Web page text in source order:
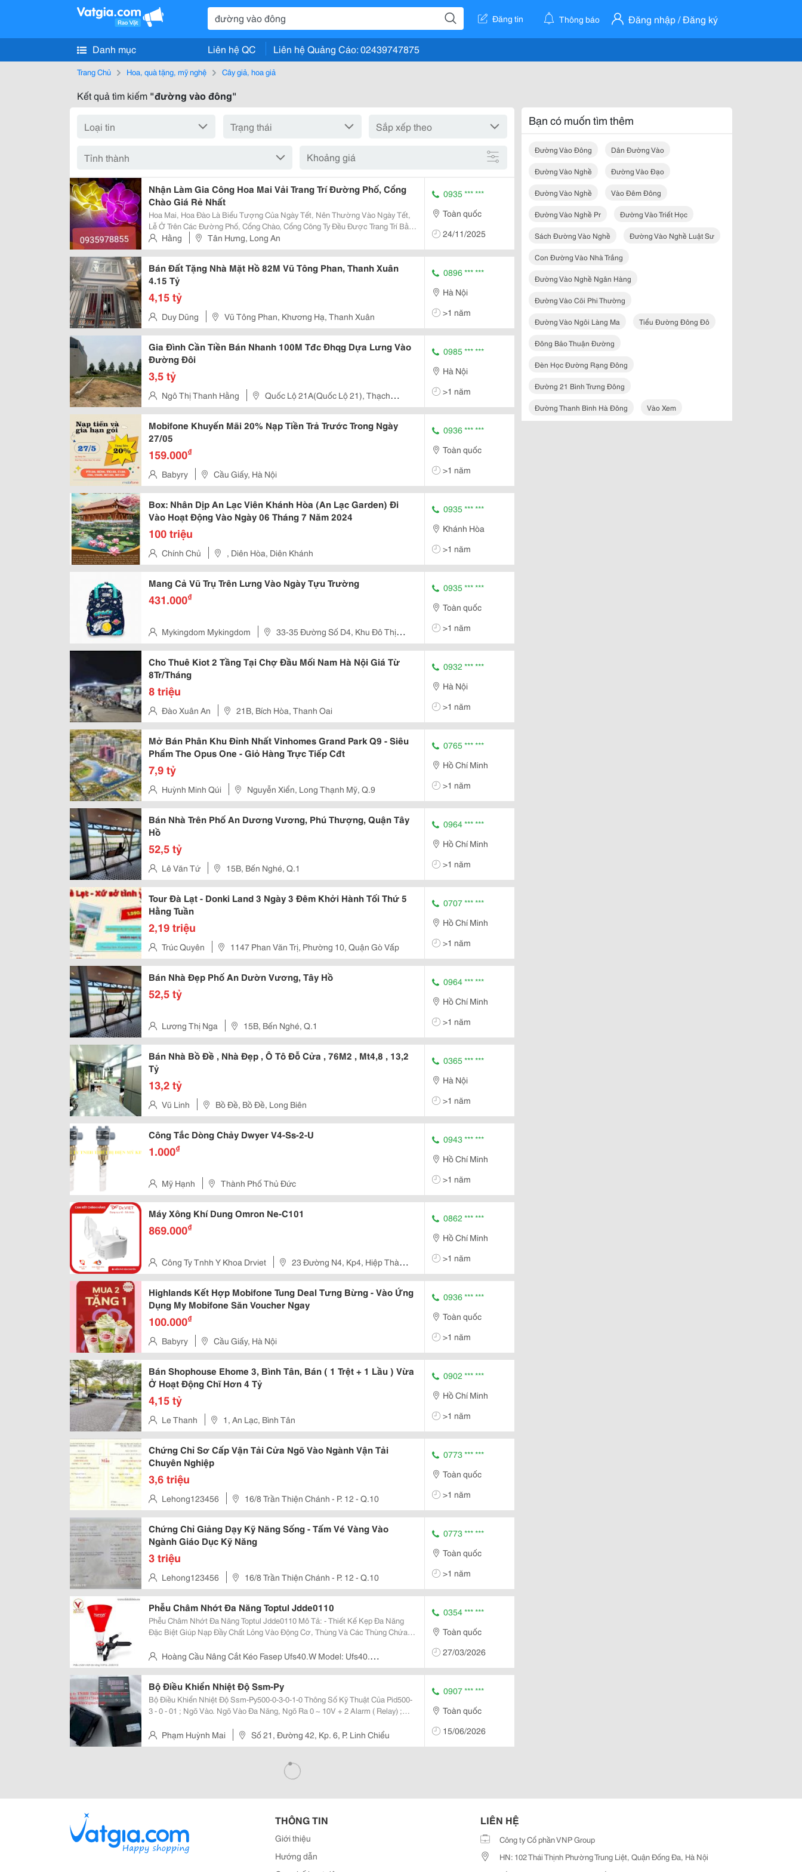
Đăng tin Thông báo Đăng nhập / Đăng ký
Danh mục Liên hệ QC Liên hệ Quảng Cáo: 02439747875
Trang Chủ Hoa, quà tặng, mỹ nghệ Cây giả, hoa giả
Kết quả tìm kiếm "đường vào đông"
Khoảng giá
Nhận Làm Gia Công Hoa Mai Vải Trang Trí Đường Phố, Cổng
Chào Giá Rẻ Nhất
Hoa Mai, Hoa Đào Là Biểu Tượng Của Ngày Tết, Nên Thường Vào Ngày Tết,
Lễ Ở Trên Các Đường Phố, Cổng Chào, Cổng Công Ty Đều Được Trang Trí Bằng
Các Loại Hoa Này, Với Kích Thước Hoa Rất Lớn. Nếu Hoa Nhỏ, Có Thể Làm
Bằng Vải Voan, Hoặc Trang Trí Trong...
Hằng Tân Hưng, Long An
0935 *** ***
Toàn quốc
24/11/2025
Bán Đất Tặng Nhà Mặt Hồ 82M Vũ Tông Phan, Thanh Xuân
4.15 Tỷ
4,15 tỷ
Duy Dũng Vũ Tông Phan, Khương Hạ, Thanh Xuân
0896 *** ***
Hà Nội
>1 năm
Gia Đình Cần Tiền Bán Nhanh 100M Tđc Đhqg Dựa Lưng Vào
Đường Đôi
3,5 tỷ
Ngô Thị Thanh Hằng
Quốc Lộ 21A(Quốc Lộ 21), Thạch
Hòa, Thạch Thất
0985 *** ***
Hà Nội
>1 năm
Mobifone Khuyến Mãi 20% Nạp Tiền Trả Trước Trong Ngày
27/05
159.000₫
Babyry Cầu Giấy, Hà Nội
0936 *** ***
Toàn quốc
>1 năm
Box: Nhân Dịp An Lạc Viên Khánh Hòa (An Lạc Garden) Đi
Vào Hoạt Động Vào Ngày 06 Tháng 7 Năm 2024
100 triệu
Chính Chủ , Diên Hòa, Diên Khánh
0935 *** ***
Khánh Hòa
>1 năm
Mang Cả Vũ Trụ Trên Lưng Vào Ngày Tựu Trường
431.000₫
Mykingdom Mykingdom
33-35 Đường Số D4, Khu Đô Thị
Mới Him Lam, Phường Tân Hưng, Quận 7, Tp. Hồ Chí Minh
0935 *** ***
Toàn quốc
>1 năm
Cho Thuê Kiot 2 Tầng Tại Chợ Đầu Mối Nam Hà Nội Giá Từ
8Tr/Tháng
8 triệu
Đào Xuân An 21B, Bích Hòa, Thanh Oai
0932 *** ***
Hà Nội
>1 năm
Mở Bán Phân Khu Đỉnh Nhất Vinhomes Grand Park Q9 - Siêu
Phẩm The Opus One - Giỏ Hàng Trực Tiếp Cđt
7,9 tỷ
Huỳnh Minh Qúi Nguyễn Xiển, Long Thạnh Mỹ, Q.9
0765 *** ***
Hồ Chí Minh
>1 năm
Bán Nhà Trên Phố An Dương Vương, Phú Thượng, Quận Tây
Hồ
52,5 tỷ
Lê Văn Tứ 15B, Bến Nghé, Q.1
0964 *** ***
Hồ Chí Minh
>1 năm
Tour Đà Lạt - Donki Land 3 Ngày 3 Đêm Khởi Hành Tối Thứ 5
Hằng Tuần
2,19 triệu
Trúc Quyên 1147 Phan Văn Trị, Phường 10, Quận Gò Vấp
0707 *** ***
Hồ Chí Minh
>1 năm
Bán Nhà Đẹp Phố An Dườn Vương, Tây Hồ
52,5 tỷ
Lương Thị Nga 15B, Bến Nghé, Q.1
0964 *** ***
Hồ Chí Minh
>1 năm
Bán Nhà Bồ Đề , Nhà Đẹp , Ô Tô Đỗ Cửa , 76M2 , Mt4,8 , 13,2
Tỷ
13,2 tỷ
Vũ Linh Bồ Đề, Bồ Đề, Long Biên
0365 *** ***
Hà Nội
>1 năm
Công Tắc Dòng Chảy Dwyer V4-Ss-2-U
1.000₫
Mỹ Hạnh Thành Phố Thủ Đức
0943 *** ***
Hồ Chí Minh
>1 năm
Máy Xông Khí Dung Omron Ne-C101
869.000₫
Công Ty Tnhh Y Khoa Drviet
23 Đường N4, Kp4, Hiệp Thành
City, Phường Hiệp Thành, Quận 12
0862 *** ***
Hồ Chí Minh
>1 năm
Highlands Kết Hợp Mobifone Tung Deal Tưng Bừng - Vào Ứng
Dụng My Mobifone Săn Voucher Ngay
100.000₫
Babyry Cầu Giấy, Hà Nội
0936 *** ***
Toàn quốc
>1 năm
Bán Shophouse Ehome 3, Bình Tân, Bán ( 1 Trệt + 1 Lầu ) Vừa
Ở Hoạt Động Chĩ Hơn 4 Tỷ
4,15 tỷ
Le Thanh 1, An Lạc, Bình Tân
0902 *** ***
Hồ Chí Minh
>1 năm
Chứng Chỉ Sơ Cấp Vận Tải Cửa Ngõ Vào Ngành Vận Tải
Chuyên Nghiệp
3,6 triệu
Lehong123456 16/8 Trần Thiện Chánh - P. 12 - Q.10
0773 *** ***
Toàn quốc
>1 năm
Chứng Chỉ Giảng Dạy Kỹ Năng Sống - Tấm Vé Vàng Vào
Ngành Giáo Dục Kỹ Năng
3 triệu
Lehong123456 16/8 Trần Thiện Chánh - P. 12 - Q.10
0773 *** ***
Toàn quốc
>1 năm
Phễu Châm Nhớt Đa Năng Toptul Jdde0110
Phễu Châm Nhớt Đa Năng Toptul Jdde0110 Mô Tả: - Thiết Kế Kẹp Đa Năng
Đặc Biệt Giúp Nạp Đầy Chất Lỏng Vào Động Cơ, Thùng Và Các Thùng Chứa
Động Bằng Lò Xo Và Vòng Cổ Có Ren...
Hoàng Cầu Nâng Cắt Kéo Fasep Ufs40.W Model: Ufs40.
H65 Dương Thị Giang, P.tân Thới Nhất, Quận 12
0354 *** ***
Toàn quốc
27/03/2026
Bộ Điều Khiển Nhiệt Độ Ssm-Py
Bộ Điều Khiển Nhiệt Độ Ssm-Py500-0-3-0-1-0 Thông Số Kỹ Thuật Của Pid500-
3 - 0 - 01 ; Ngõ Vào. Ngõ Vào Đa Năng, Ngõ Ra 0 ~ 10V + 2 Alarm ( Relay) ;
Thiết Bị Điện Mỹ...
Phạm Huỳnh Mai Số 21, Đường 42, Kp. 6, P. Linh Chiểu
0907 *** ***
Toàn quốc
15/06/2026
Bạn có muốn tìm thêm
Đường Vào Đông Dân Đường Vào
Đường Vào Nghề Đường Vào Đạo
Đường Vào Nghề Vào Đêm Đông
Đường Vào Nghề Pr Đường Vào Triết Học
Sách Đường Vào Nghề Đường Vào Nghề Luật Sư
Con Đường Vào Nhà Trắng
Đường Vào Nghề Ngân Hàng
Đường Vào Cõi Phi Thường
Đường Vào Ngôi Làng Ma Tiểu Đường Đông Đô
Đông Bảo Thuận Đường
Đèn Học Đường Rạng Đông
Đường 21 Bình Trưng Đông
Đường Thanh Bình Hà Đông Vào Xem
THÔNG TIN
Giới thiệu
Hướng dẫn
LIÊN HỆ
Công ty Cổ phần VNP Group
HN: 102 Thái Thịnh Phường Trung Liệt, Quận Đống Đa, Hà Nội